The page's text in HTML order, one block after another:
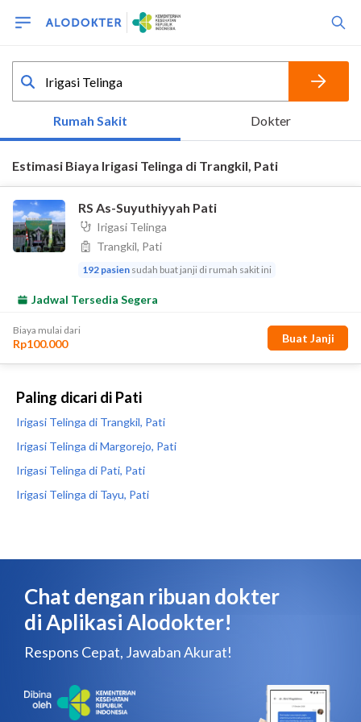
Paling dicari di Pati
Irigasi Telinga di Trangkil, Pati
Irigasi Telinga di Margorejo, Pati
Irigasi Telinga di Pati, Pati
Irigasi Telinga di Tayu, Pati